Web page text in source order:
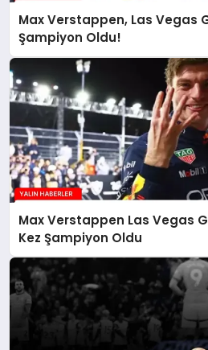
Max Verstappen, Las Vegas
Şampiyon Oldu!
Max Verstappen Las Vegas
Kez Şampiyon Oldu